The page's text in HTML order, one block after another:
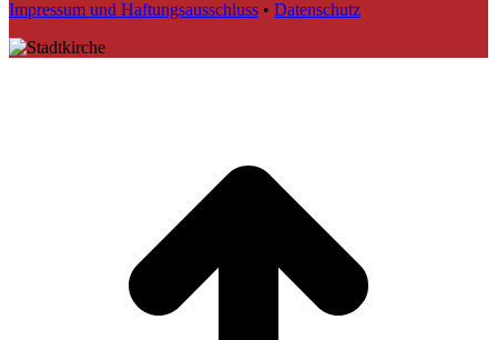
Impressum und Haftungsausschluss • Datenschutz